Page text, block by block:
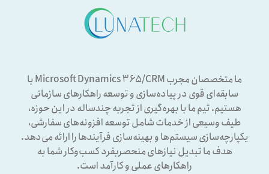
ما متخصصان مجرب Microsoft Dynamics ۳۶۵/CRM با
سابقه‌ای قوی در پیاده‌سازی و توسعه راهکارهای سازمانی
هستیم. تیم ما با بهره‌گیری از تجربه چندساله در این حوزه،
طیف وسیعی از خدمات شامل توسعه افزونه‌های سفارشی،
یکپارچه‌سازی سیستم‌ها و بهینه‌سازی فرآیندها را ارائه می‌دهد.
هدف ما تبدیل نیازهای منحصربفرد کسب‌وکار شما به
راهکارهای عملی و کارآمد است.